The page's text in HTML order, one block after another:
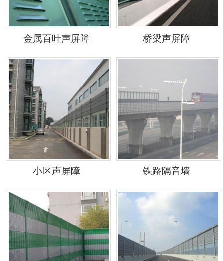
金属百叶声屏障 桥梁声屏障
小区声屏障 铁路隔音墙